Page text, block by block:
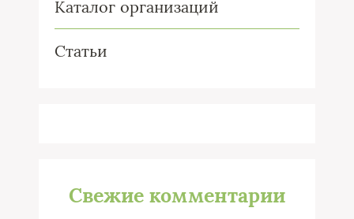
Каталог организаций
Статьи
Свежие комментарии